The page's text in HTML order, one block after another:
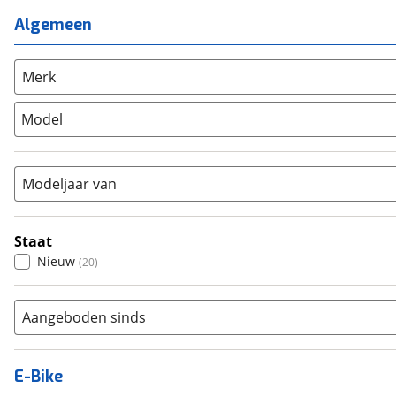
Mountainbike
Overig (0)
Racefiets
Stadsfiets (20)
Tandem
Algemeen
Merk
Model
Modeljaar van
Staat
Nieuw (20)
Aangeboden sinds
E-Bike